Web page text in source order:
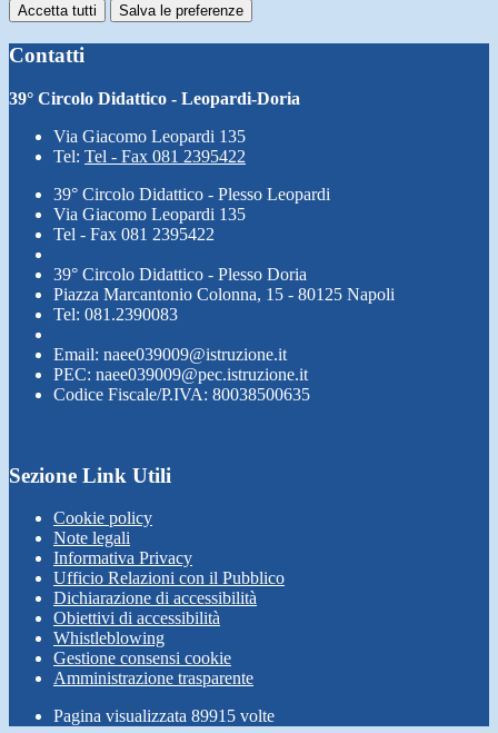
Accetta tutti Salva le preferenze
Contatti
39° Circolo Didattico - Leopardi-Doria
Via Giacomo Leopardi 135
Tel: Tel - Fax 081 2395422
39° Circolo Didattico - Plesso Leopardi
Via Giacomo Leopardi 135
Tel - Fax 081 2395422
39° Circolo Didattico - Plesso Doria
Piazza Marcantonio Colonna, 15 - 80125 Napoli
Tel: 081.2390083
Email: naee039009@istruzione.it
PEC: naee039009@pec.istruzione.it
Codice Fiscale/P.IVA: 80038500635
Sezione Link Utili
Cookie policy
Note legali
Informativa Privacy
Ufficio Relazioni con il Pubblico
Dichiarazione di accessibilità
Obiettivi di accessibilità
Whistleblowing
Gestione consensi cookie
Amministrazione trasparente
Pagina visualizzata 89915 volte